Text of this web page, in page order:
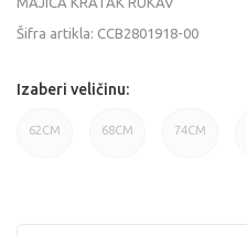
Šifra artikla: CCB2801918-00
Izaberi veličinu:
62CM 68CM 74CM